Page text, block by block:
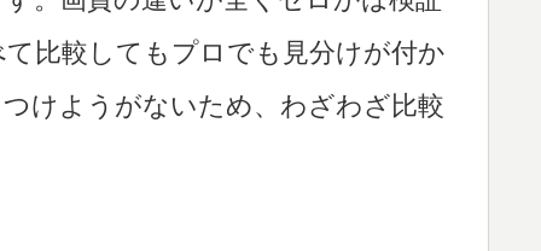
比較してもプロでも見分けが付か
けようがないため、わざわざ比較